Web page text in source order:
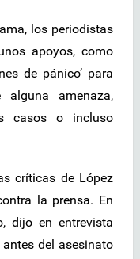
los periodistas
apoyos, como
de pánico’ para
amenaza,
casos o incluso
críticas de López
la prensa. En
dijo en entrevista
del asesinato